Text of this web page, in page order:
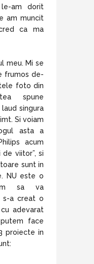
am dorit
am muncit
ca ma
meu. Mi se
frumos de-
foto din
spune
singura
Si voiam
asta a
acum
viitor”, si
sunt in
NU este o
sa va
s-a creat o
adevarat
face
proiecte in